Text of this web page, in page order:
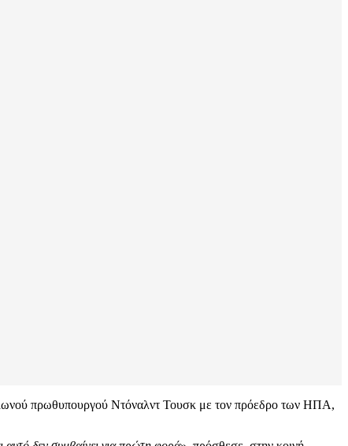
πρωθυπουργού Ντόναλντ Τουσκ με τον πρόεδρο των ΗΠΑ,